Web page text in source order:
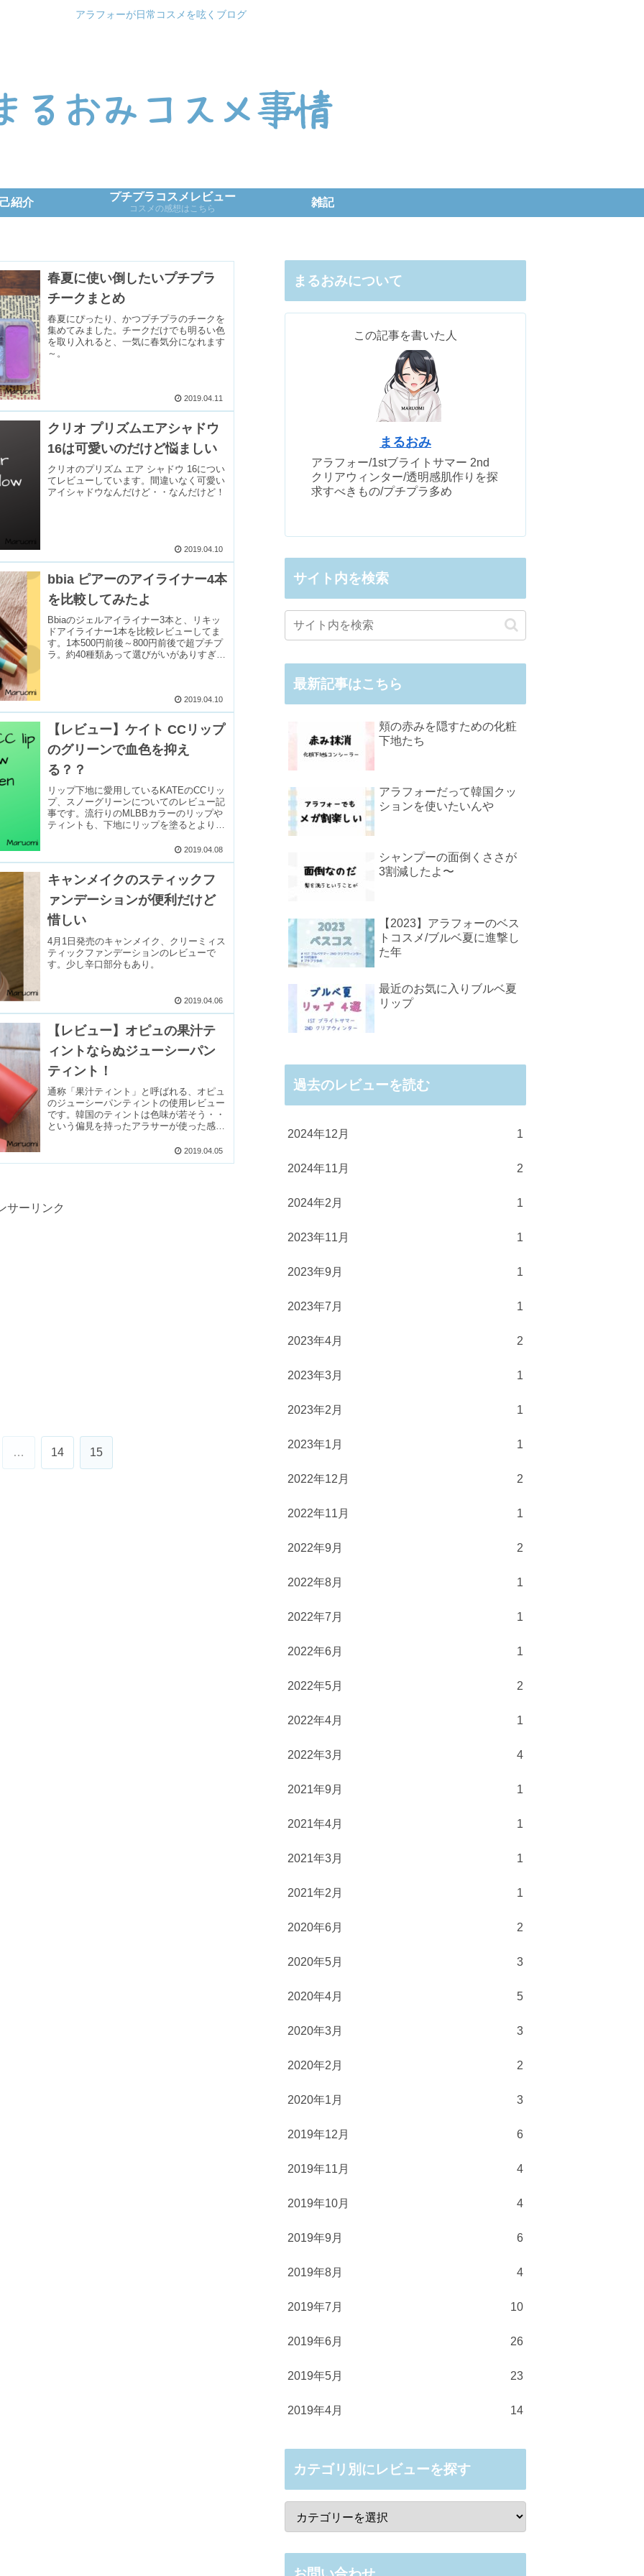
アラフォーが日常コスメを呟くブログ
紹介
プチプラコスメレビュー
コスメの感想はこちら
雑記
春夏に使い倒したいプチプラ
チークまとめ
春夏にぴったり、かつプチプラのチークを
集めてみました。チークだけでも明るい色
を取り入れると、一気に春気分になれます
～。
2019.04.11
クリオ プリズムエアシャドウ
16は可愛いのだけど悩ましい
クリオのプリズム エア シャドウ 16につい
てレビューしています。間違いなく可愛い
アイシャドウなんだけど・・なんだけど！
2019.04.10
bbia ピアーのアイライナー4本
を比較してみたよ
Bbiaのジェルアイライナー3本と、リキッ
ドアイライナー1本を比較レビューしてま
す。1本500円前後～800円前後で超プチプ
ラ。約40種類あって選びがいがありすぎ
2019.04.10
【レビュー】ケイト CCリップ
のグリーンで血色を抑え
る？？
リップ下地に愛用しているKATEのCCリッ
プ、スノーグリーンについてのレビュー記
事です。流行りのMLBBカラーのリップや
ティントも、下地にリップを塗るとより綺
2019.04.08
キャンメイクのスティックフ
ァンデーションが便利だけど
惜しい
4月1日発売のキャンメイク、クリーミィス
ティックファンデーションのレビューで
す。少し辛口部分もあり。
2019.04.06
【レビュー】オピュの果汁テ
ィントならぬジューシーパン
ティント！
通称「果汁ティント」と呼ばれる、オピュ
のジューシーパンティントの使用レビュー
です。韓国のティントは色味が若そう・・
という偏見を持ったアラサーが使った感想
2019.04.05
サーリンク
… 14 15
まるおみについて
この記事を書いた人
まるおみ
アラフォー/1stブライトサマー 2nd
クリアウィンター/透明感肌作りを探
求すべきもの/プチプラ多め
サイト内を検索
最新記事はこちら
頬の赤みを隠すための化粧
下地たち
アラフォーだって韓国クッ
ションを使いたいんや
シャンプーの面倒くささが
3割減したよ〜
【2023】アラフォーのベス
トコスメ/ブルベ夏に進撃し
た年
最近のお気に入りブルベ夏
リップ
過去のレビューを読む
2024年12月 1
2024年11月 2
2024年2月 1
2023年11月 1
2023年9月 1
2023年7月 1
2023年4月 2
2023年3月 1
2023年2月 1
2023年1月 1
2022年12月 2
2022年11月 1
2022年9月 2
2022年8月 1
2022年7月 1
2022年6月 1
2022年5月 2
2022年4月 1
2022年3月 4
2021年9月 1
2021年4月 1
2021年3月 1
2021年2月 1
2020年6月 2
2020年5月 3
2020年4月 5
2020年3月 3
2020年2月 2
2020年1月 3
2019年12月 6
2019年11月 4
2019年10月 4
2019年9月 6
2019年8月 4
2019年7月 10
2019年6月 26
2019年5月 23
2019年4月 14
カテゴリ別にレビューを探す